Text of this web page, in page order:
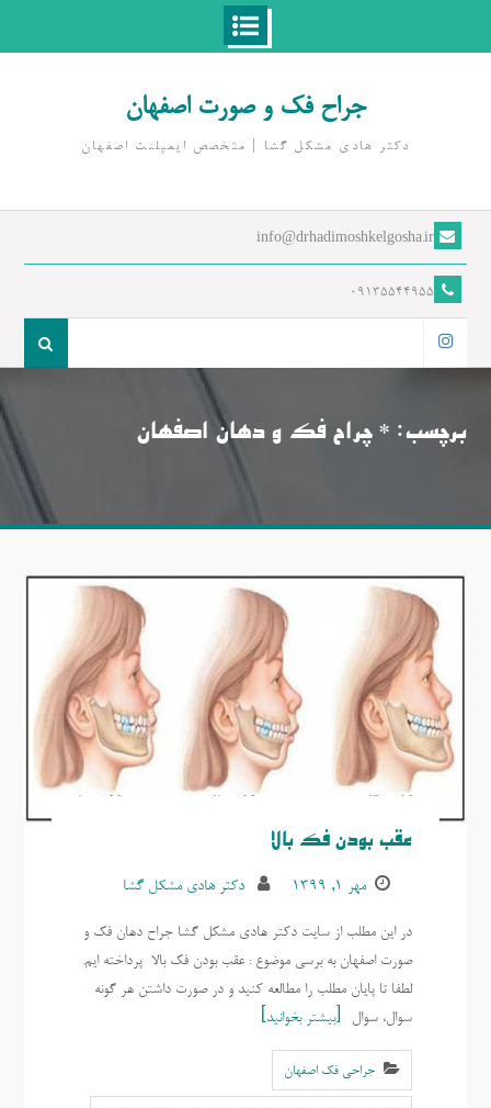
جراح فک و صورت اصفهان
دکتر هادی مشکل گشا | متخصص ايمپلنت اصفهان
info@drhadimoshkelgosha.ir
09135544955
برچسب: * چراح فک و دهان اصفهان
عقب بودن فک بالا
مهر ۱, ۱۳۹۹ دکتر هادی مشکل گشا
در این مطلب از سایت دکتر هادی مشکل گشا جراح دهان فک و
صورت اصفهان به برسی موضوع : عقب بودن فک بالا پرداخته ایم.
لطفا تا پایان مطلب را مطالعه کنید و در صورت داشتن هر گونه
سوال، سوال
بیشتر بخوانید
جراحی فک اصفهان